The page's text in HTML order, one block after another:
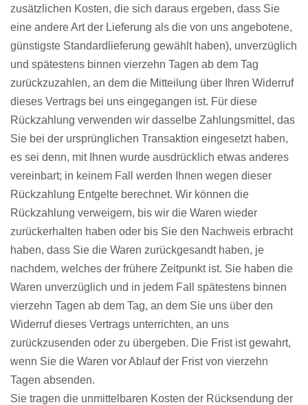
zusätzlichen Kosten, die sich daraus ergeben, dass Sie
eine andere Art der Lieferung als die von uns angebotene,
günstigste Standardlieferung gewählt haben), unverzüglich
und spätestens binnen vierzehn Tagen ab dem Tag
zurückzuzahlen, an dem die Mitteilung über Ihren Widerruf
dieses Vertrags bei uns eingegangen ist. Für diese
Rückzahlung verwenden wir dasselbe Zahlungsmittel, das
Sie bei der ursprünglichen Transaktion eingesetzt haben,
es sei denn, mit Ihnen wurde ausdrücklich etwas anderes
vereinbart; in keinem Fall werden Ihnen wegen dieser
Rückzahlung Entgelte berechnet. Wir können die
Rückzahlung verweigern, bis wir die Waren wieder
zurückerhalten haben oder bis Sie den Nachweis erbracht
haben, dass Sie die Waren zurückgesandt haben, je
nachdem, welches der frühere Zeitpunkt ist. Sie haben die
Waren unverzüglich und in jedem Fall spätestens binnen
vierzehn Tagen ab dem Tag, an dem Sie uns über den
Widerruf dieses Vertrags unterrichten, an uns
zurückzusenden oder zu übergeben. Die Frist ist gewahrt,
wenn Sie die Waren vor Ablauf der Frist von vierzehn
Tagen absenden.
Sie tragen die unmittelbaren Kosten der Rücksendung der